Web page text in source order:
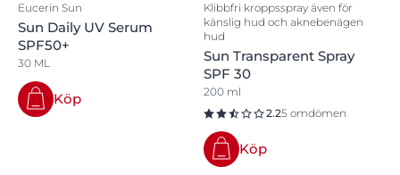
Eucerin Sun
Sun Daily UV Serum
SPF50+
30 ML
Köp
Klibbfri kroppsspray även för
känslig hud och aknebenägen
hud
Sun Transparent Spray
SPF 30
200 ml
2.25 omdömen
Köp